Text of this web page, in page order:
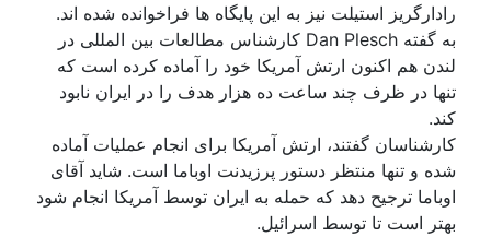
رادارگریز استیلت نیز به این پایگاه ها فراخوانده شده اند.
به گفته Dan Plesch کارشناس مطالعات بین المللی در
لندن هم اکنون ارتش آمریکا خود را آماده کرده است که
تنها در ظرف چند ساعت ده هزار هدف را در ایران نابود
کند.
کارشناسان گفتند، ارتش آمریکا برای انجام عملیات آماده
شده و تنها منتظر دستور پرزیدنت اوباما است. شاید آقای
اوباما ترجیح دهد که حمله به ایران توسط آمریکا انجام شود
بهتر است تا توسط اسرائیل.